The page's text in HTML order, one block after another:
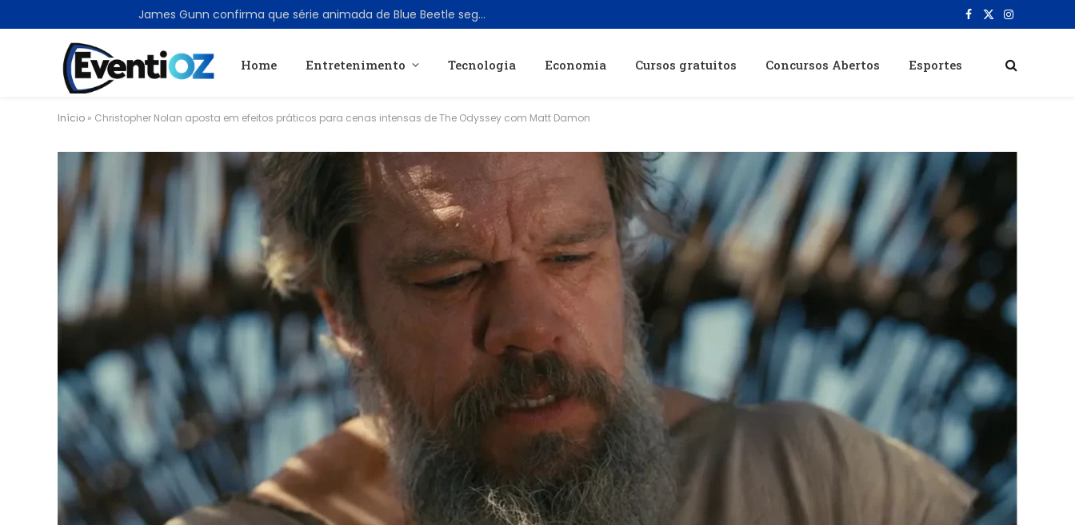
James Gunn confirma que série animada de Blue Beetle segue em desenvolvimento no DCU Facebook
X
Instagram
Home Entretenimento Tecnologia Economia Cursos gratuitos Concursos Abertos Esportes
Início » Christopher Nolan aposta em efeitos práticos para cenas intensas de The Odyssey com Matt Damon